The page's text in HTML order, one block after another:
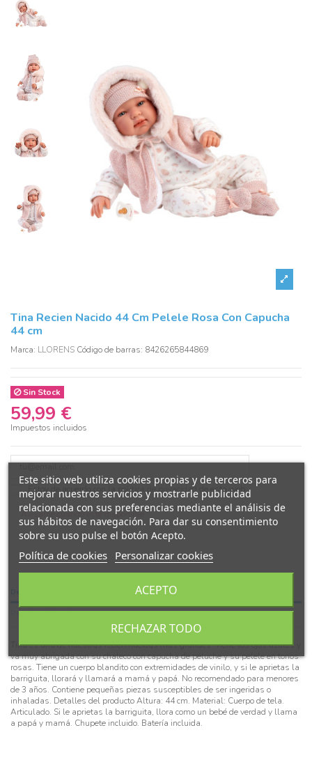
Tina Recien Nacido 44 Cm Pelele Rosa Con Capucha
44 cm
Marca: LLORENS Código de barras: 8426265844869
Sin Stock
59,99 €
Impuestos incluidos
Estoy de acuerdo con la política de privacidad de esta web
Detalles del producto
Tina es una de nuestras recién nacidas más grandes. Tiene los ojos azules y
va muy abrigada con su chaleco con capucha de peluche y su pelele en tonos
rosas. Tiene un cuerpo blandito con extremidades de vinilo, y si le aprietas la
barriguita, llorará y llamará a mamá y papá. No recomendado para menores
de 3 años. Contiene pequeñas piezas susceptibles de ser ingeridas o
inhaladas. Detalles del producto Altura: 44 cm. Material: Cuerpo de tela.
Articulado. Si le aprietas la barriguita, llora como un bebé de verdad y llama
a papá y mamá. Chupete incluido. Batería incluida.
Este sitio web utiliza cookies propias y de terceros para
mejorar nuestros servicios y mostrarle publicidad
relacionada con sus preferencias mediante el análisis de
sus hábitos de navegación. Para dar su consentimiento
sobre su uso pulse el botón Acepto.
Política de cookies Personalizar cookies
RECHAZAR TODO
ACEPTO